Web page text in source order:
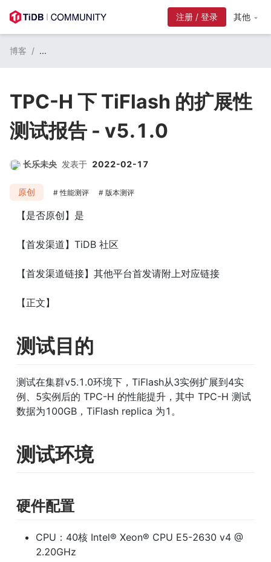
注册 / 登录 其他
博客 / ...
TPC-H 下 TiFlash 的扩展性
测试报告 - v5.1.0
长乐未央 发表于 2022-02-17
原创 性能测评 版本测评
【是否原创】是
【首发渠道】TiDB 社区
【首发渠道链接】其他平台首发请附上对应链接
【正文】
测试目的
测试在集群v5.1.0环境下，TiFlash从3实例扩展到4实
例、5实例后的 TPC-H 的性能提升，其中 TPC-H 测试
数据为100GB，TiFlash replica 为1。
测试环境
硬件配置
CPU：40核 Intel® Xeon® CPU E5-2630 v4 @
2.20GHz